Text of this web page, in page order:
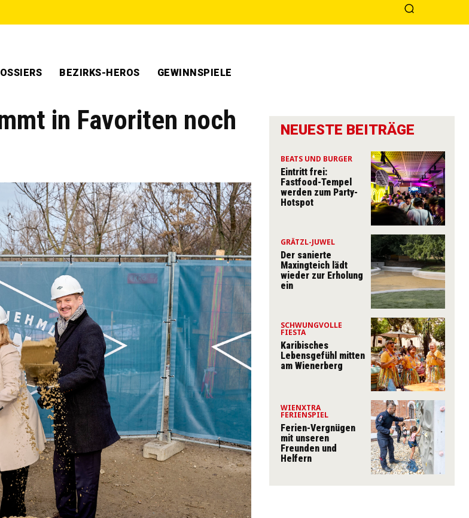
BEZIRKS-HEROS GEWINNSPIELE
in Favoriten noch
NEUESTE BEITRÄGE
BEATS UND BURGER
Eintritt frei:
Fastfood-Tempel
werden zum Party-
Hotspot
GRÄTZL-JUWEL
Der sanierte
Maxingteich lädt
wieder zur Erholung
ein
SCHWUNGVOLLE
FIESTA
Karibisches
Lebensgefühl mitten
am Wienerberg
WIENXTRA
FERIENSPIEL
Ferien-Vergnügen
mit unseren
Freunden und
Helfern